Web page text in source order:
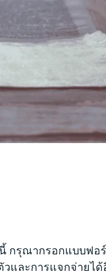
กรุณากรอกแบบฟอ
และการแจกจ่ายได้